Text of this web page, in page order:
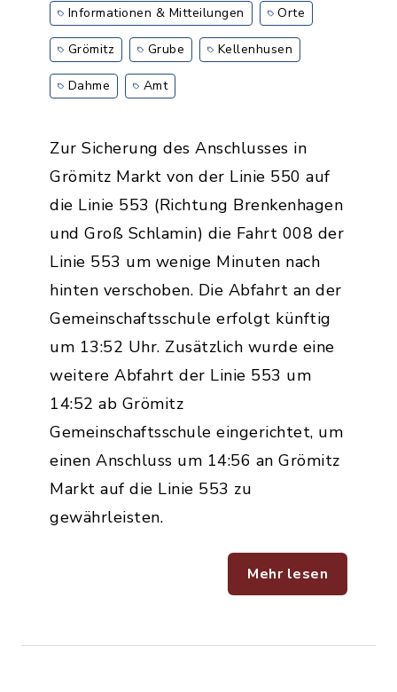
Informationen & Mitteilungen Orte
Grömitz Grube Kellenhusen
Dahme Amt
Zur Sicherung des Anschlusses in
Grömitz Markt von der Linie 550 auf
die Linie 553 (Richtung Brenkenhagen
und Groß Schlamin) die Fahrt 008 der
Linie 553 um wenige Minuten nach
hinten verschoben. Die Abfahrt an der
Gemeinschaftsschule erfolgt künftig
um 13:52 Uhr. Zusätzlich wurde eine
weitere Abfahrt der Linie 553 um
14:52 ab Grömitz
Gemeinschaftsschule eingerichtet, um
einen Anschluss um 14:56 an Grömitz
Markt auf die Linie 553 zu
gewährleisten.
Mehr lesen